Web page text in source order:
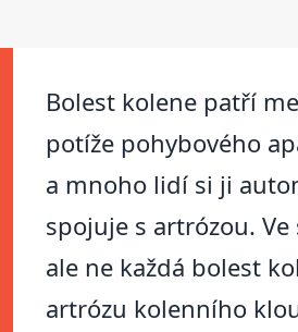
Bolest kolene patří
potíže pohybového
a mnoho lidí si ji
spojuje s artrózou.
ale ne každá bolest
artrózu kolenního